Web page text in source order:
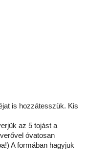
is hozzátesszük. Kis
az 5 tojást a
óvatosan
A formában hagyjuk